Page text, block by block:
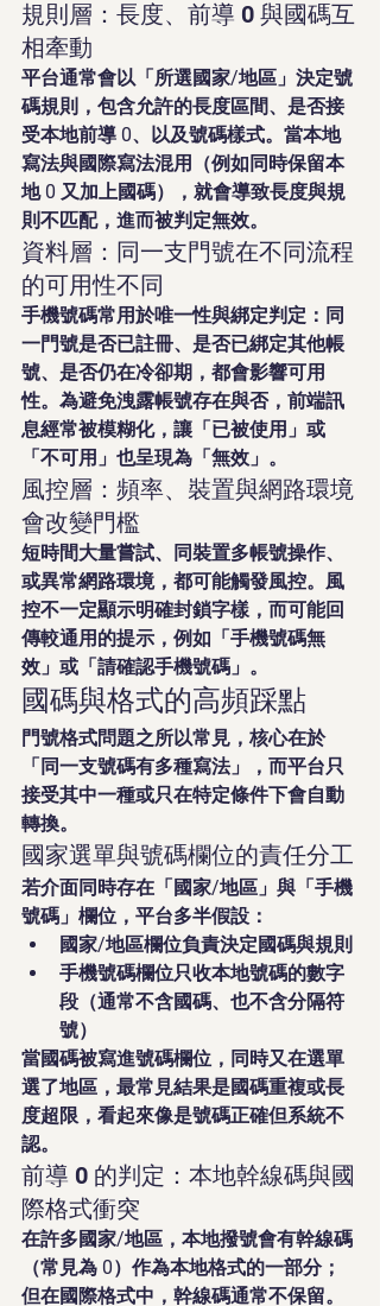
規則層：長度、前導 0 與國碼互
相牽動
平台通常會以「所選國家/地區」決定號
碼規則，包含允許的長度區間、是否接
受本地前導 0、以及號碼樣式。當本地
寫法與國際寫法混用（例如同時保留本
地 0 又加上國碼），就會導致長度與規
則不匹配，進而被判定無效。
資料層：同一支門號在不同流程
的可用性不同
手機號碼常用於唯一性與綁定判定：同
一門號是否已註冊、是否已綁定其他帳
號、是否仍在冷卻期，都會影響可用
性。為避免洩露帳號存在與否，前端訊
息經常被模糊化，讓「已被使用」或
「不可用」也呈現為「無效」。
風控層：頻率、裝置與網路環境
會改變門檻
短時間大量嘗試、同裝置多帳號操作、
或異常網路環境，都可能觸發風控。風
控不一定顯示明確封鎖字樣，而可能回
傳較通用的提示，例如「手機號碼無
效」或「請確認手機號碼」。
國碼與格式的高頻踩點
門號格式問題之所以常見，核心在於
「同一支號碼有多種寫法」，而平台只
接受其中一種或只在特定條件下會自動
轉換。
國家選單與號碼欄位的責任分工
若介面同時存在「國家/地區」與「手機
號碼」欄位，平台多半假設：
國家/地區欄位負責決定國碼與規則
手機號碼欄位只收本地號碼的數字
段（通常不含國碼、也不含分隔符
號）
當國碼被寫進號碼欄位，同時又在選單
選了地區，最常見結果是國碼重複或長
度超限，看起來像是號碼正確但系統不
認。
前導 0 的判定：本地幹線碼與國
際格式衝突
在許多國家/地區，本地撥號會有幹線碼
（常見為 0）作為本地格式的一部分；
但在國際格式中，幹線碼通常不保留。